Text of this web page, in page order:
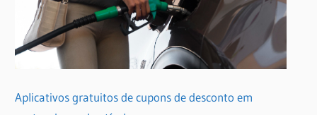
Aplicativos gratuitos de cupons de desconto em